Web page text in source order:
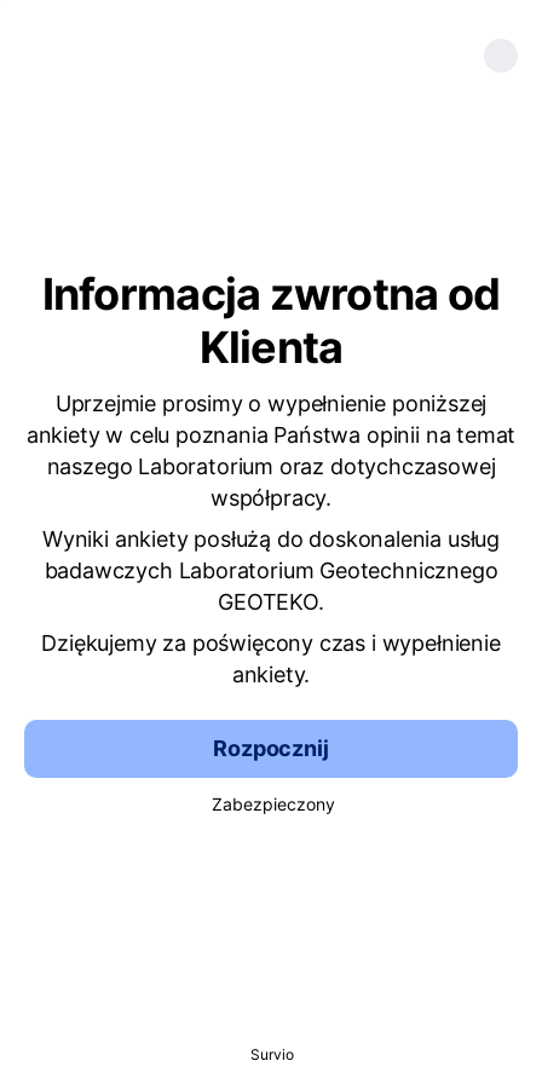
Informacja zwrotna od
Klienta
Uprzejmie prosimy o wypełnienie poniższej
ankiety w celu poznania Państwa opinii na temat
naszego Laboratorium oraz dotychczasowej
współpracy.
Wyniki ankiety posłużą do doskonalenia usług
badawczych Laboratorium Geotechnicznego
GEOTEKO.
Dziękujemy za poświęcony czas i wypełnienie
ankiety.
Rozpocznij
Zabezpieczony
Survio